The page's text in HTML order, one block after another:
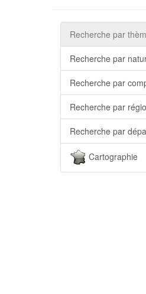
Recherche par
Recherche par
Recherche par
Recherche par
Recherche par
Cartographie